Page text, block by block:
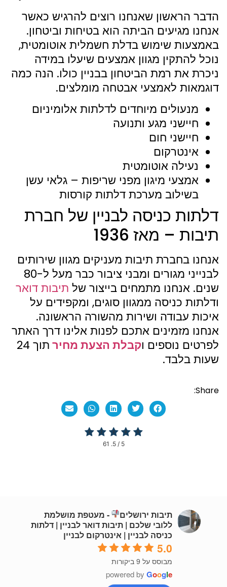
הדבר הראשון שאנחנו רוצים להרגיש כאשר
אנחנו מגיעים הביתה הוא בטיחות וביטחון.
באמצעות שימוש בדלת חשמלית אוטומטית,
נוכל להתקין מגוון אמצעים שיעלו במידה
ניכרת את רמת הביטחון בבניין כולו. הנה כמה
דוגמאות לאמצעי אבטחה מומלצים.
מנעולים מיוחדים לדלתות אלומיניום
חיישני מגע ותנועה
חיישני חום
אינטרקום
נעילה אוטומטית
אמצעי מיגון מפני שריפות – גלאי עשן
בשילוב מערכת דלתות קורסות
דלתות כניסה לבניין של חברת
תיבות – מאז 1936
אנחנו בחברת תיבות מעניקים מגוון שירותים
לבנייני מגורים ומבני ציבור כבר מעל ל-80
שנים. אנחנו מתמחים בייצור של תיבות דואר
ודלתות כניסה ממגוון סוגים, ומקפידים על
איכות עבודה ושירות מהשורה הראשונה.
אנחנו מזמינים אתכם לפנות אלינו דרך האתר
לפרטים נוספים וקבלת הצעת מחיר
תוך 24
שעות בלבד.
Share:
5
/ 5.
61
תיבות ירושלים
- מעטפת מושלמת
ללובי שלכם | תיבות דואר לבניין | דלתות
כניסה לבניין | אינטרקום לבניין
5.0
מבוסס על 9 ביקורות
powered by Google